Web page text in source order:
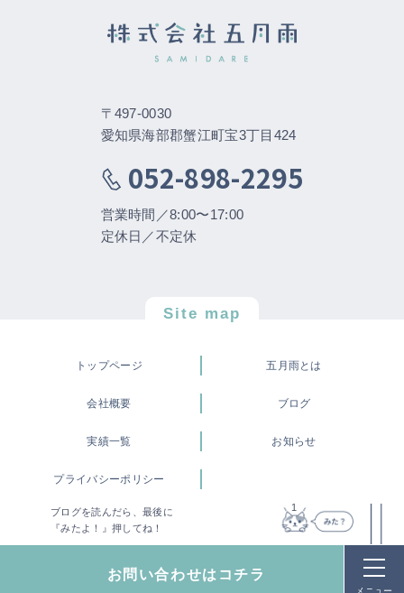
お問い合わせはコチラ
メニュー
ブログを読んだら、最後に
『みたよ！』押してね！
1
〒497-0030
愛知県海部郡蟹江町宝3丁目424
052-898-2295
営業時間／8:00〜17:00
定休日／不定休
Site map
トップページ 五月雨とは
会社概要 ブログ
実績一覧 お知らせ
プライバシーポリシー
©株式会社 五月雨